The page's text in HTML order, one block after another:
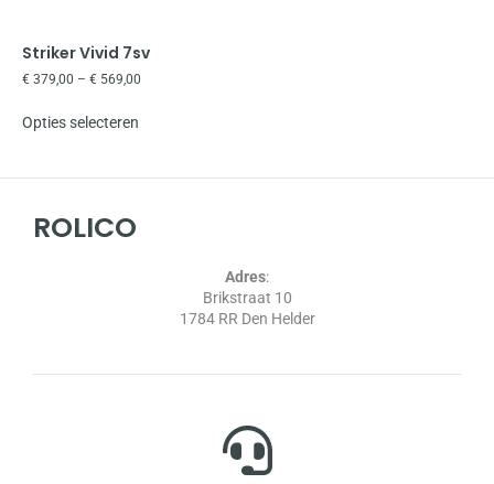
Striker Vivid 7sv
€ 379,00 – € 569,00
Opties selecteren
ROLICO
Adres:
Brikstraat 10
1784 RR Den Helder